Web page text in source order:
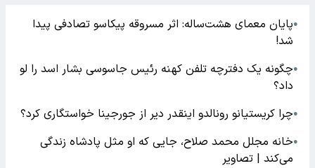
●پایان معمای هشت‌ساله: اثر مسروقه پیکاسو تصادفی پیدا
شد!
●چگونه یک دفترچه تلفن کهنه رئیس جاسوسی بشار اسد را لو
داد؟
●چرا کریستیانو رونالدو اینقدر دیر از جورجینا خواستگاری کرد؟
●خانه مجلل محمد صلاح، جایی که او مثل پادشاه زندگی
می‌کند | تصاویر